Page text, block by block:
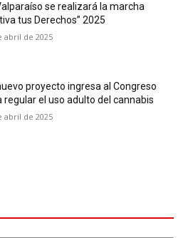
se realizará la marcha
tus Derechos” 2025
abril de 2025
proyecto ingresa al Congreso
regular el uso adulto del cannabis
abril de 2025